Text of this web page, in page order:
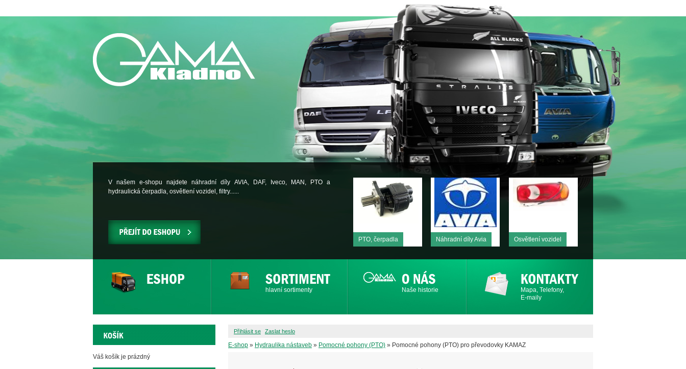
V našem e-shopu najdete náhradní díly AVIA, DAF, Iveco, MAN, PTO a
hydraulická čerpadla, osvětlení vozidel, filtry......
PTO, čerpadla Náhradní díly Avia Osvětlení vozidel
hlavní sortimenty Naše historie
Mapa, Telefony,
E-maily
Přihlásit se Zaslat heslo
E-shop » Hydraulika nástaveb » Pomocné pohony (PTO) » Pomocné pohony (PTO) pro převodovky KAMAZ
Váš košík je prázdný